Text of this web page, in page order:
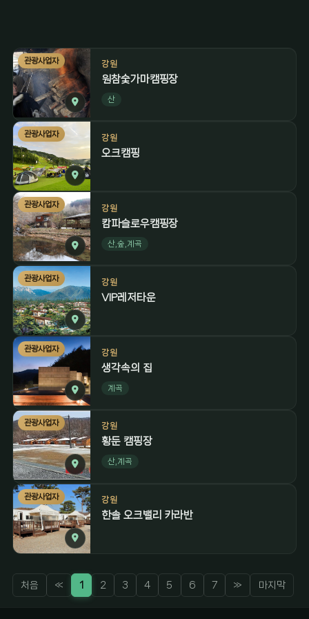
관광사업자 강원
원참숯가마캠핑장
산
관광사업자 강원
오크캠핑
관광사업자 강원
캄파슬로우캠핑장
산,숲,계곡
관광사업자 강원
VIP레저타운
관광사업자 강원
생각속의 집
계곡
관광사업자 강원
황둔 캠핑장
산,계곡
관광사업자 강원
한솔 오크밸리 카라반
처음 « 1 2 3 4 5 6 7 » 마지막